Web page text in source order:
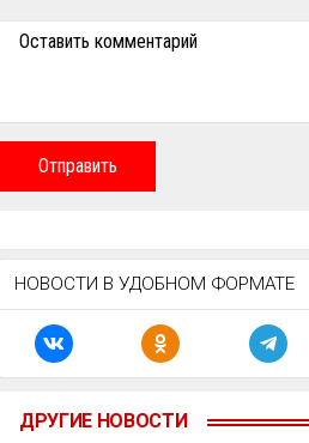
Оставить комментарий
Отправить
НОВОСТИ В УДОБНОМ ФОРМАТЕ
ДРУГИЕ НОВОСТИ